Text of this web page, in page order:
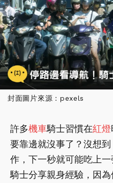
封面圖片來源：pexels
許多機車騎士習慣在紅燈
要靠邊就沒事了？沒想
作，下一秒就可能吃上一
騎士分享親身經驗，因